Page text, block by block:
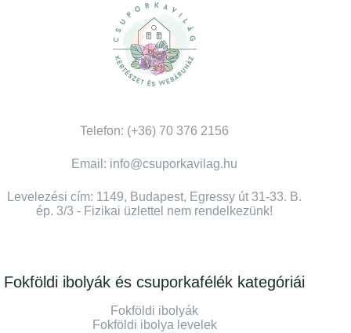
Telefon: (+36) 70 376 2156
Email: info@csuporkavilag.hu
Levelezési cím: 1149, Budapest, Egressy út 31-33. B.
ép. 3/3 - Fizikai üzlettel nem rendelkezünk!
Fokföldi ibolyák és csuporkafélék kategóriái
Fokföldi ibolyák
Fokföldi ibolya levelek